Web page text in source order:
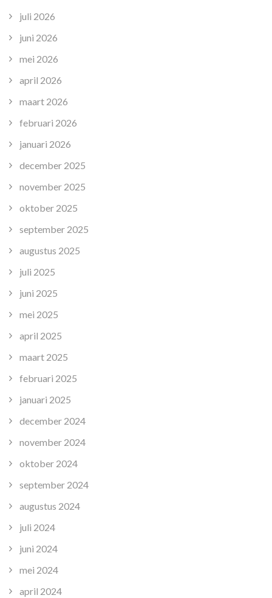
juli 2026
juni 2026
mei 2026
april 2026
maart 2026
februari 2026
januari 2026
december 2025
november 2025
oktober 2025
september 2025
augustus 2025
juli 2025
juni 2025
mei 2025
april 2025
maart 2025
februari 2025
januari 2025
december 2024
november 2024
oktober 2024
september 2024
augustus 2024
juli 2024
juni 2024
mei 2024
april 2024